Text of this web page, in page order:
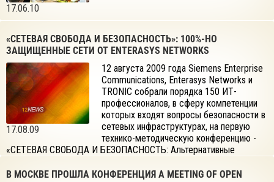
17.06.10
«СЕТЕВАЯ СВОБОДА И БЕЗОПАСНОСТЬ»: 100%-НО
ЗАЩИЩЕННЫЕ СЕТИ ОТ ENTERASYS NETWORKS
17.08.09
12 августа 2009 года Siemens Enterprise
Communications, Enterasys Networks и
TRONIC собрали порядка 150 ИТ-
профессионалов, в сферу компетенции
которых входят вопросы безопасности в
сетевых инфраструктурах, на первую
технико-методическую конференцию -
«СЕТЕВАЯ СВОБОДА И БЕЗОПАСНОСТЬ: Альтернативные
сетей на базе технологий Enterasys и Siemens Enterprise
В МОСКВЕ ПРОШЛА КОНФЕРЕНЦИЯ A MEETING OF OPEN